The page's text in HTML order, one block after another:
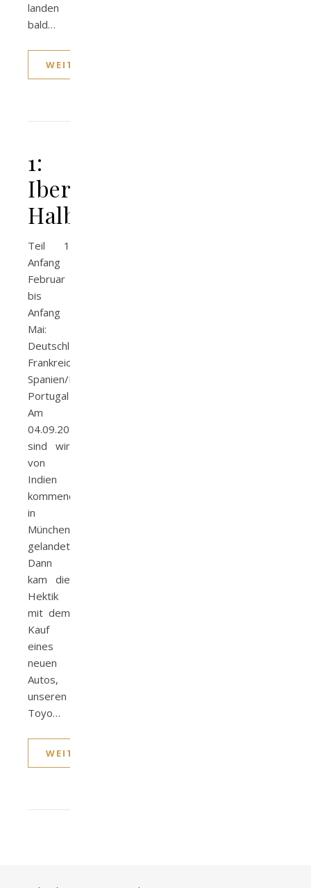
landen
bald…
WEITERLESEN
1:
Iberische
Halbinsel
Teil 1
Anfang
Februar
bis
Anfang
Mai:
Deutschland,
Frankreich,
Spanien/Biscaya,
Portugal
Am
04.09.2010
sind wir
von
Indien
kommend
in
München
gelandet.
Dann
kam die
Hektik
mit dem
Kauf
eines
neuen
Autos,
unseren
Toyo…
WEITERLESEN